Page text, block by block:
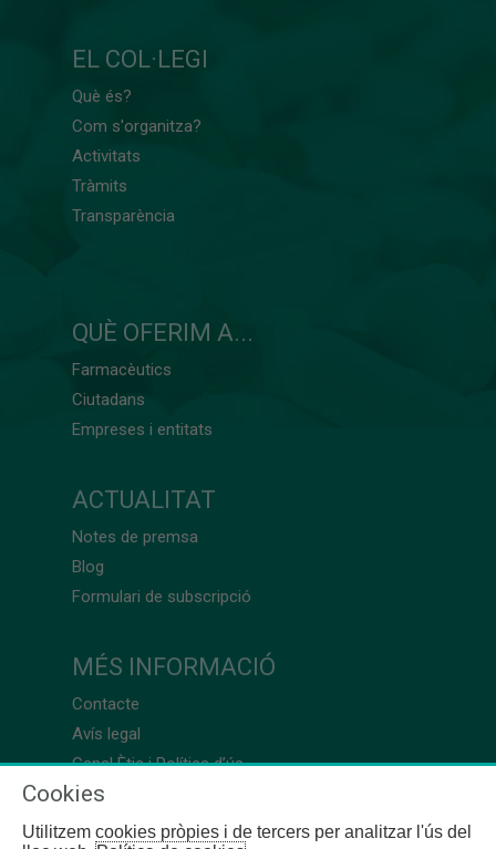
EL COL·LEGI
Què és?
Com s'organitza?
Activitats
Tràmits
Transparència
QUÈ OFERIM A...
Farmacèutics
Ciutadans
Empreses i entitats
ACTUALITAT
Notes de premsa
Blog
Formulari de subscripció
MÉS INFORMACIÓ
Contacte
Avís legal
Canal Ètic i Política d’ús
Cookies
Utilitzem cookies pròpies i de tercers per analitzar l'ús del